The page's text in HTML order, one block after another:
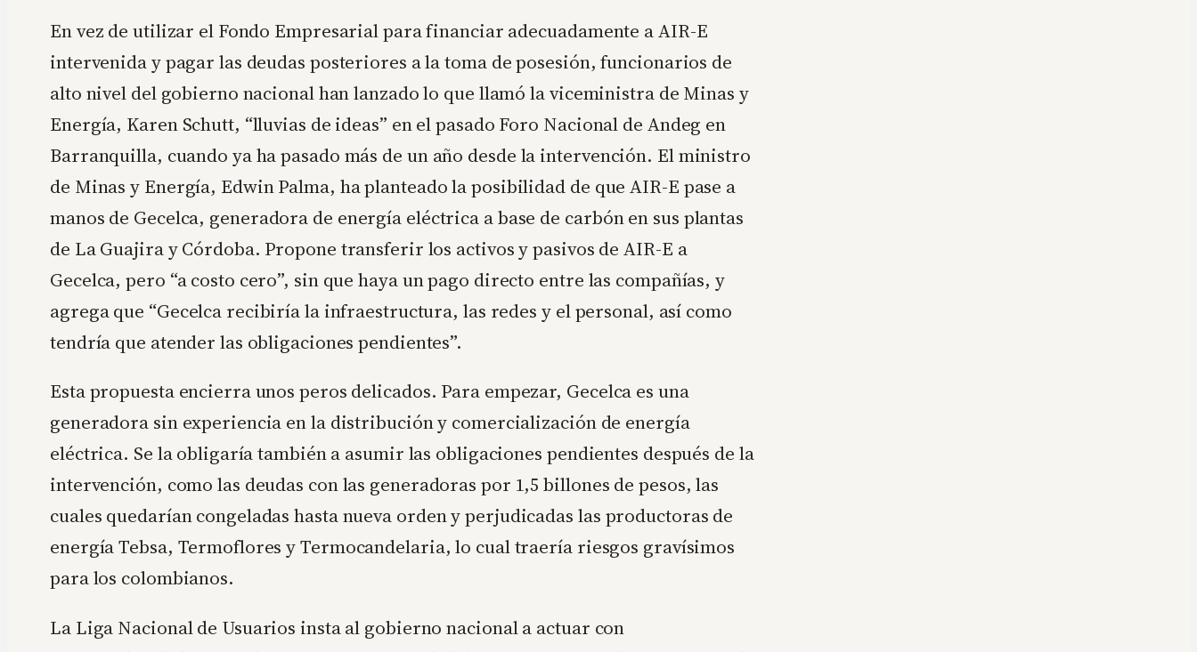
En vez de utilizar el Fondo Empresarial para financiar adecuadamente a AIR-E
intervenida y pagar las deudas posteriores a la toma de posesión, funcionarios de
alto nivel del gobierno nacional han lanzado lo que llamó la viceministra de Minas y
Energía, Karen Schutt, “lluvias de ideas” en el pasado Foro Nacional de Andeg en
Barranquilla, cuando ya ha pasado más de un año desde la intervención. El ministro
de Minas y Energía, Edwin Palma, ha planteado la posibilidad de que AIR-E pase a
manos de Gecelca, generadora de energía eléctrica a base de carbón en sus plantas
de La Guajira y Córdoba. Propone transferir los activos y pasivos de AIR-E a
Gecelca, pero “a costo cero”, sin que haya un pago directo entre las compañías, y
agrega que “Gecelca recibiría la infraestructura, las redes y el personal, así como
tendría que atender las obligaciones pendientes”.
Esta propuesta encierra unos peros delicados. Para empezar, Gecelca es una
generadora sin experiencia en la distribución y comercialización de energía
eléctrica. Se la obligaría también a asumir las obligaciones pendientes después de la
intervención, como las deudas con las generadoras por 1,5 billones de pesos, las
cuales quedarían congeladas hasta nueva orden y perjudicadas las productoras de
energía Tebsa, Termoflores y Termocandelaria, lo cual traería riesgos gravísimos
para los colombianos.
La Liga Nacional de Usuarios insta al gobierno nacional a actuar con